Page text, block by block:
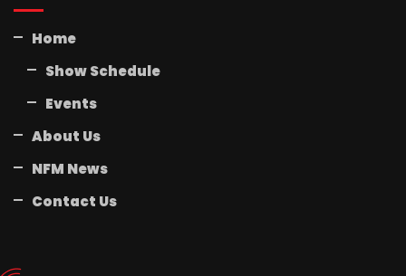
Home
Show Schedule
Events
About Us
NFM News
Contact Us